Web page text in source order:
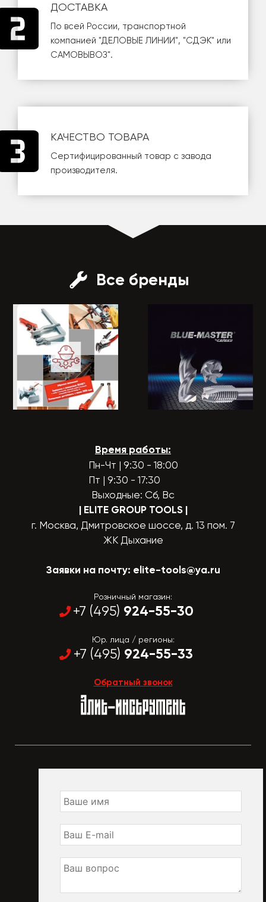
ДОСТАВКА
По всей России, транспортной
компанией "ДЕЛОВЫЕ ЛИНИИ", "СДЭК" или
САМОВЫВОЗ".
КАЧЕСТВО ТОВАРА
Сертифицированный товар с завода
производителя.
Все бренды
Время работы:
Пн-Чт | 9:30 - 18:00
Пт | 9:30 - 17:30
Выходные: Сб, Вс
| ELITE GROUP TOOLS |
г. Москва, Дмитровское шоссе, д. 13 пом. 7
ЖК Дыхание
Заявки на почту: elite-tools@ya.ru
Розничный магазин:
+7 (495) 924-55-30
Юр. лица / регионы:
+7 (495) 924-55-33
Обратный звонок